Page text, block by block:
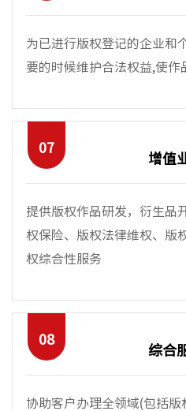
为已进行版权登记的企业和
要的时候维护合法权益,使作
07
增值
提供版权作品研发，衍生品
权保险、版权法律维权、版
权综合性服务
08
综合
协助客户办理全领域(包括